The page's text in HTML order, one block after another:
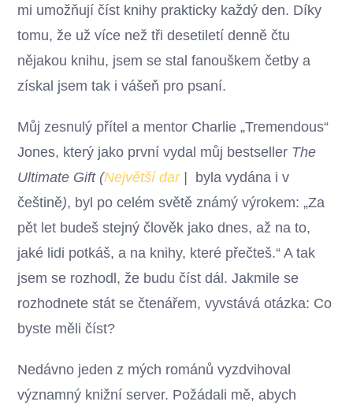
mi umožňují číst knihy prakticky každý den. Díky
tomu, že už více než tři desetiletí denně čtu
nějakou knihu, jsem se stal fanouškem četby a
získal jsem tak i vášeň pro psaní.
Můj zesnulý přítel a mentor Charlie „Tremendous“
Jones, který jako první vydal můj bestseller The
Ultimate Gift (Největší dar| byla vydána i v
češtině), byl po celém světě známý výrokem: „Za
pět let budeš stejný člověk jako dnes, až na to,
jaké lidi potkáš, a na knihy, které přečteš.“ A tak
jsem se rozhodl, že budu číst dál. Jakmile se
rozhodnete stát se čtenářem, vyvstává otázka: Co
byste měli číst?
Nedávno jeden z mých románů vyzdvihoval
významný knižní server. Požádali mě, abych